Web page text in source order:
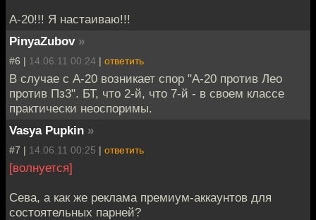
А-20!!! Я настаиваю!!!
PinyaZubov »
#6 | 14.06.11 00:24 | ответить
В случае с А-20 возникает спор "А-20 против Лео
против Пз3". БТ, что 2-й, что 7-й - в своем классе
практически неоспоримы.
Vasya Pupkin »
#7 | 14.06.11 00:25 | ответить
[волнуется]
Сева, а как же реклама премиум-аккаунтов для
состоятельных парней?